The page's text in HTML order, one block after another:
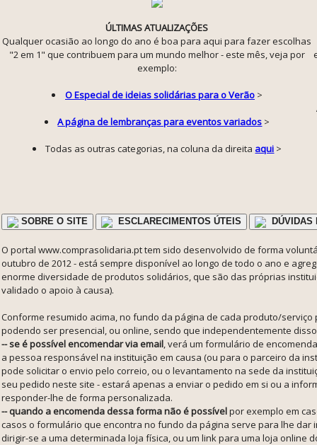
ÚLTIMAS ATUALIZAÇÕES
Qualquer ocasião ao longo do ano é boa para aqui para fazer escolhas
"2 em 1" que contribuem para um mundo melhor - este mês, veja por
exemplo:
O Especial de ideias solidárias para o Verão >
A página de lembranças para eventos variados >
Todas as outras categorias, na coluna da direita aqui >
SOBRE O SITE ESCLARECIMENTOS ÚTEIS DÚVIDAS
O portal www.comprasolidaria.pt tem sido desenvolvido de forma
outubro de 2012 - está sempre disponível ao longo de todo o ano e
enorme diversidade de produtos solidários, que são das próprias
validado o apoio à causa).
Conforme resumido acima, no fundo da página de cada produto/
podendo ser presencial, ou online, sendo que independentemente
-- se é possível encomendar via email , verá um formulário de
a pessoa responsável na instituição em causa (ou para o parceiro da
pode solicitar o envio pelo correio, ou o levantamento na sede da
seu pedido neste site - estará apenas a enviar o pedido em si ou a
responder-lhe de forma personalizada.
-- quando a encomenda dessa forma não é possívelpor exemplo em
casos o formulário que encontra no fundo da página serve para lhe
dirigir-se a uma determinada loja física, ou um link para uma loja online